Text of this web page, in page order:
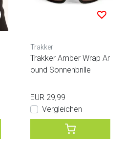
Trakker
Trakker Amber Wrap Ar
ound Sonnenbrille
EUR 29,99
Vergleichen